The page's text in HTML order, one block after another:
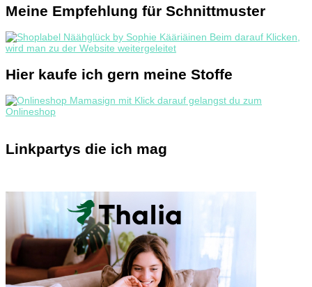
Meine Empfehlung für Schnittmuster
Hier kaufe ich gern meine Stoffe
Linkpartys die ich mag